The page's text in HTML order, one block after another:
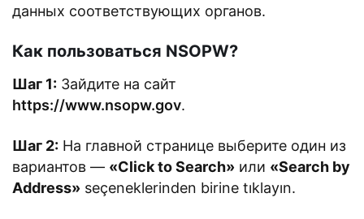
данных соответствующих органов.
Как пользоваться NSOPW?
Шаг 1: Зайдите на сайт
https://www.nsopw.gov.
Шаг 2: На главной странице выберите один из
вариантов — «Click to Search» или «Search by
Address» seçeneklerinden birine tıklayın.